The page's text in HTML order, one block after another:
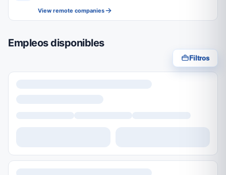
View remote companies
Empleos disponibles
Filtros